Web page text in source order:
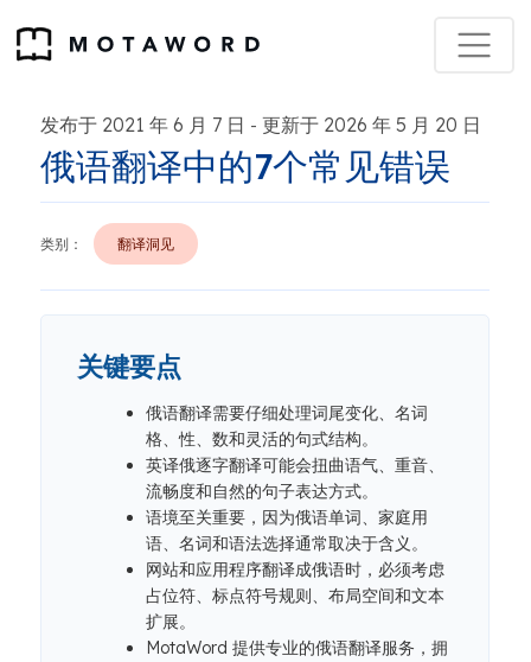
发布于 2021 年 6 月 7 日 - 更新于 2026 年 5 月 20 日
俄语翻译中的7个常见错误
类别： 翻译洞见
关键要点
俄语翻译需要仔细处理词尾变化、名词
格、性、数和灵活的句式结构。
英译俄逐字翻译可能会扭曲语气、重音、
流畅度和自然的句子表达方式。
语境至关重要，因为俄语单词、家庭用
语、名词和语法选择通常取决于含义。
网站和应用程序翻译成俄语时，必须考虑
占位符、标点符号规则、布局空间和文本
扩展。
MotaWord 提供专业的俄语翻译服务，拥